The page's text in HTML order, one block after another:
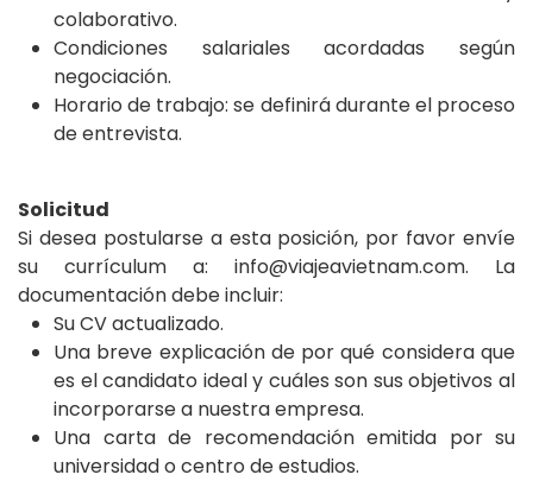
colaborativo.
Condiciones salariales acordadas según
negociación.
Horario de trabajo: se definirá durante el proceso
de entrevista.
Solicitud
Si desea postularse a esta posición, por favor envíe
su currículum a: info@viajeavietnam.com. La
documentación debe incluir:
Su CV actualizado.
Una breve explicación de por qué considera que
es el candidato ideal y cuáles son sus objetivos al
incorporarse a nuestra empresa.
Una carta de recomendación emitida por su
universidad o centro de estudios.